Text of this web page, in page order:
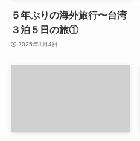
５年ぶりの海外旅行〜台湾
３泊５日の旅①
2025年1月4日